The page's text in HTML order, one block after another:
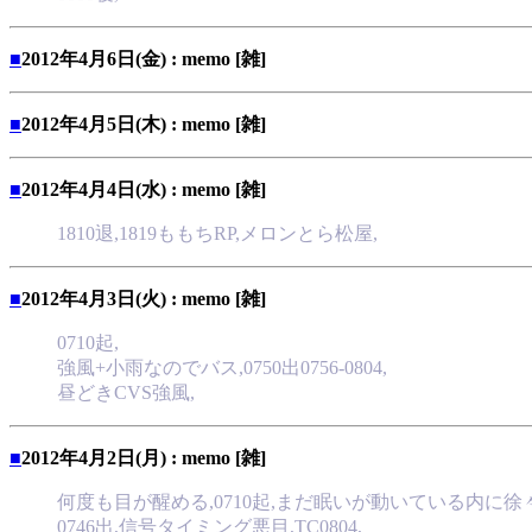
■2012年4月6日(金) : memo [雑]
■2012年4月5日(木) : memo [雑]
■2012年4月4日(水) : memo [雑]
1810退,1819ももちRP,メロンとら松屋,
■2012年4月3日(火) : memo [雑]
0710起,
強風+小雨なのでバス,0750出0756-0804,
昼どきCVS強風,
■2012年4月2日(月) : memo [雑]
何度も目が醒める,0710起,まだ眠いが動いている内に徐
0746出,信号タイミング悪目,TC0804,